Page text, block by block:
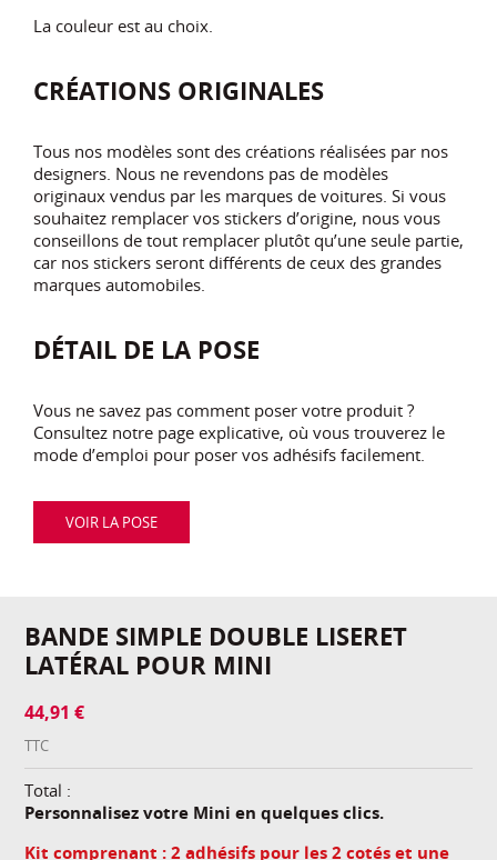
La couleur est au choix.
CRÉATIONS ORIGINALES
Tous nos modèles sont des créations réalisées par nos
designers. Nous ne revendons pas de modèles
originaux vendus par les marques de voitures. Si vous
souhaitez remplacer vos stickers d’origine, nous vous
conseillons de tout remplacer plutôt qu’une seule partie,
car nos stickers seront différents de ceux des grandes
marques automobiles.
DÉTAIL DE LA POSE
Vous ne savez pas comment poser votre produit ?
Consultez notre page explicative, où vous trouverez le
mode d’emploi pour poser vos adhésifs facilement.
VOIR LA POSE
BANDE SIMPLE DOUBLE LISERET
LATÉRAL POUR MINI
44,91 €
TTC
Total :
Personnalisez votre Mini en quelques clics.
Kit comprenant : 2 adhésifs pour les 2 cotés et une